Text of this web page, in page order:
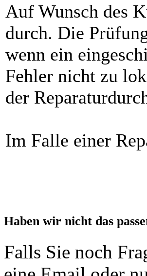
Auf Wunsch des
durch. Die
wenn ein
Fehler nicht zu
der
Im Falle einer
Haben wir nicht das
Falls Sie noch